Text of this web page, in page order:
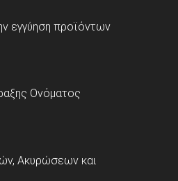
εγγύηση προϊόντων
Ονόματος
Ακυρώσεων και